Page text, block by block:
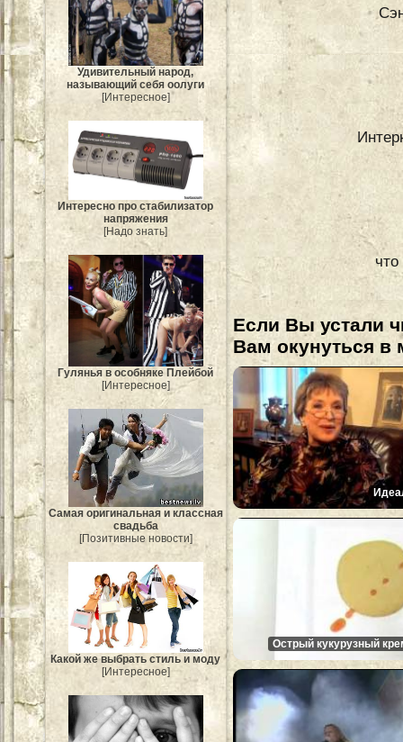
Удивительный народ,
называющий себя оолуги
[Интересное]
Интересно про стабилизатор
напряжения
[Надо знать]
Гулянья в особняке Плейбой
[Интересное]
Самая оригинальная и классная
свадьба
[Позитивные новости]
Какой же выбрать стиль и моду
[Интересное]
Если Вы устали
Вам окунуться в
Острый кукурузный